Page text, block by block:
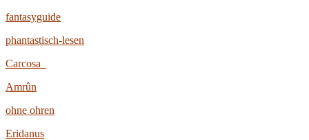
fantasyguide
phantastisch-lesen
Carcosa
Amrûn
ohne ohren
Eridanus